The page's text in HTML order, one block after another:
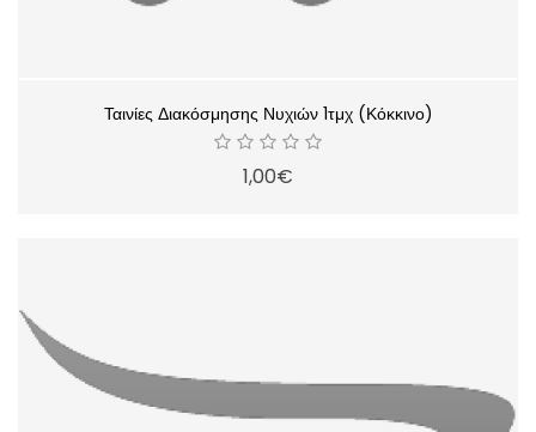
Ταινίες Διακόσμησης Νυχιών 1τμχ (Κόκκινο)
1,00€